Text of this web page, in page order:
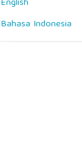
Bahasa Indonesia